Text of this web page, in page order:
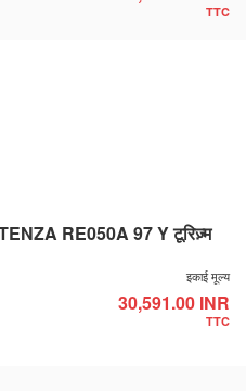
TTC
RE050A 97 Y टूरिज़्म
इकाई मूल्य
30,591.00 INR
TTC